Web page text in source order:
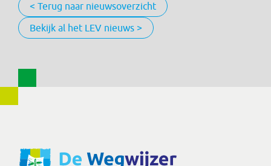
< Terug naar nieuwsoverzicht
Bekijk al het LEV nieuws >